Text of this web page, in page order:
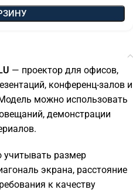
— проектор для офисов,
конференц-залов и
можно использовать
демонстрации
учитывать размер
экрана, расстояние
к качеству